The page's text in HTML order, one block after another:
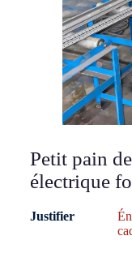
Petit pain
électrique
Justifier